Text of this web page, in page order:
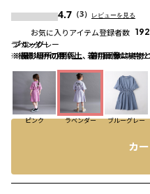
ラベンダー
※撮影場所の関係上、着用画像は実物と
ブルーグレー
※撮影場所の関係上、着用画像は実物
ブラック
※撮影場所の関係上、着用画像は実物
ピンク ラベンダー ブルーグレー
4.7 （3） レビューを見る
お気に入りアイテム登録者数 192
カ